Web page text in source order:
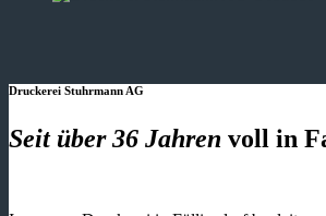
Druckerei Stuhrmann AG
Seit über 36 Jahren voll in